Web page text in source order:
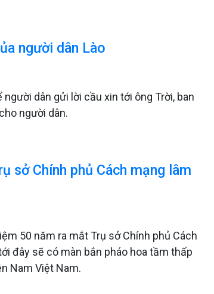
người dân Lào
dân gửi lời cầu xin tới ông Trời, ban
người dân.
sở Chính phủ Cách mạng lâm
50 năm ra mắt Trụ sở Chính phủ Cách
đây sẽ có màn bắn pháo hoa tầm thấp
Nam Việt Nam.